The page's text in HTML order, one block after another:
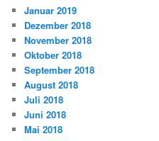
Januar 2019
Dezember 2018
November 2018
Oktober 2018
September 2018
August 2018
Juli 2018
Juni 2018
Mai 2018